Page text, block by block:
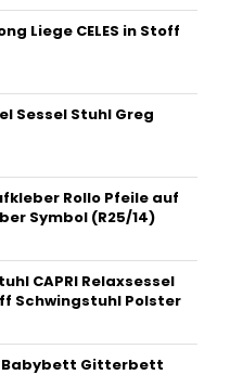
Liege CELES in Stoff
Sessel Stuhl Greg
Rollo Pfeile auf
Symbol (R25/14)
CAPRI Relaxsessel
Schwingstuhl Polster
Gitterbett